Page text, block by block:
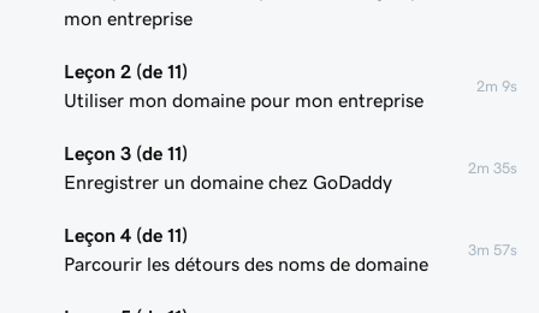
mon entreprise
Leçon 2 (de 11)
Utiliser mon domaine pour mon entreprise
2m 9s
Leçon 3 (de 11)
Enregistrer un domaine chez GoDaddy
2m 35s
Leçon 4 (de 11)
Parcourir les détours des noms de domaine
3m 57s